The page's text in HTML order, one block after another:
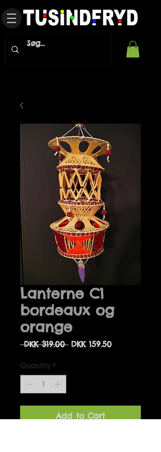
Lanterne C1
bordeaux og
orange
DKK 319.00 Regular
DKK 159.50Sale
Quantity *
Add to Cart